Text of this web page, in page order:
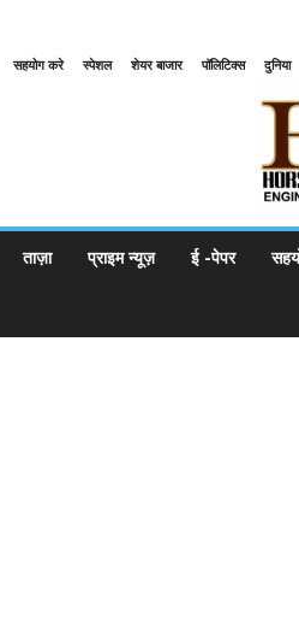
सहयोग करे स्पेशल शेयर बाजार पॉलिटिक्स दुनिया
ताज़ा प्राइम न्यूज़ ई -पेपर